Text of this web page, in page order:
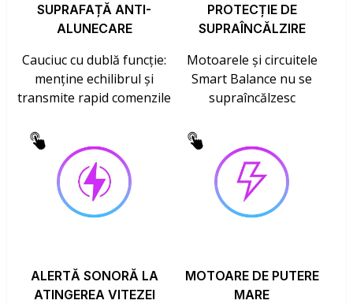
SUPRAFAȚĂ ANTI-
ALUNECARE
Cauciuc cu dublă funcție:
menține echilibrul și
transmite rapid comenzile
PROTECȚIE DE
SUPRAÎNCĂLZIRE
Motoarele și circuitele
Smart Balance nu se
supraîncălzesc
ALERTĂ SONORĂ LA
ATINGEREA VITEZEI
MOTOARE DE PUTERE
MARE